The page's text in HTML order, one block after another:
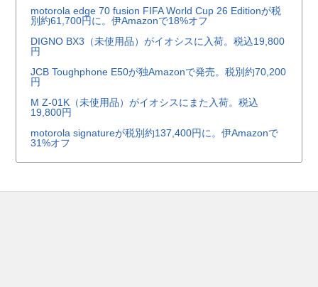
motorola edge 70 fusion FIFA World Cup 26 Editionが税
別約61,700円に。伊Amazonで18%オフ
DIGNO BX3（未使用品）がイオシスに入荷。税込19,800
円
JCB Toughphone E50が独Amazonで発売。税別約70,200
円
M Z-01K（未使用品）がイオシスにまた入荷。税込
19,800円
motorola signatureが税別約137,400円に。伊Amazonで
31%オフ